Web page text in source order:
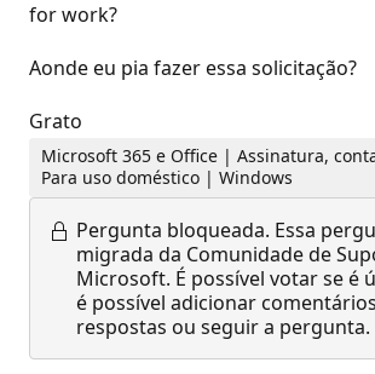
for work?
Aonde eu pia fazer essa solicitação?
Grato
Microsoft 365 e Office | Assinatura,
Para uso doméstico | Windows
Pergunta bloqueada. Essa
migrada da Comunidade de
Microsoft. É possível votar se é
é possível adicionar
respostas ou seguir a pergunta.